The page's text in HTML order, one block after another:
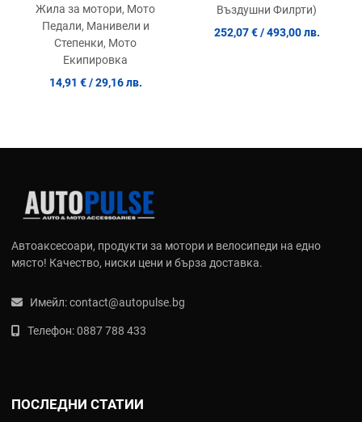
Жила за мотори, Мото
Педали, Манивели и
Степенки, Мото
Екипировка
14,91 € / 29,16 лв.
Въздушни Филрти)
252,07 € / 493,00 лв.
Автоаксесоари, продукти за мотори и велосипеди на едно
място! Качество, ниски цени и бърза доставка.
Имейл:contact@autopulse.bg
Телефон:0887 788 433
ПОСЛЕДНИ СТАТИИ